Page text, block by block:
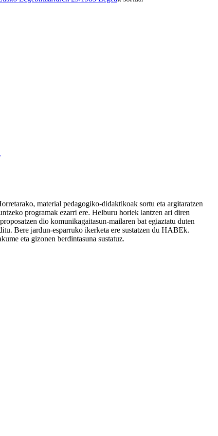
material pedagogiko-didaktikoak sortu eta argitaratzen
programak ezarri ere. Helburu horiek lantzen ari diren
dio komunikagaitasun-mailaren bat egiaztatu duten
Bere jardun-esparruko ikerketa ere sustatzen du HABEk.
eta gizonen berdintasuna sustatuz.